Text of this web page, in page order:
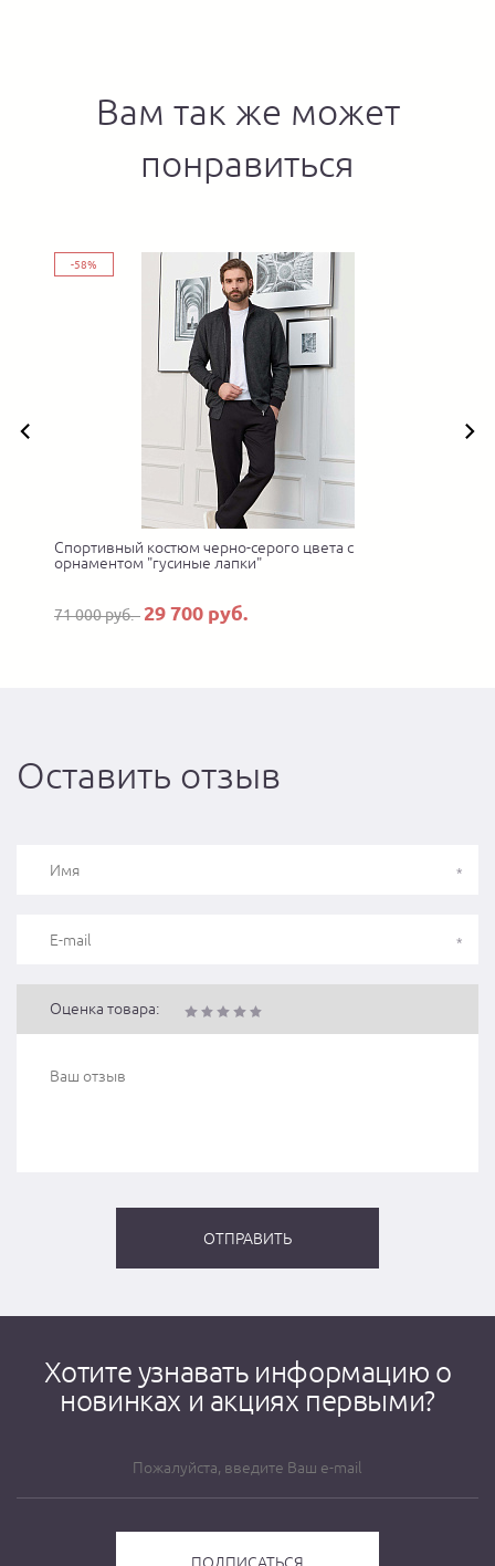
Вам так же может
понравиться
-58%
Спортивный костюм черно-серого цвета с
орнаментом "гусиные лапки"
71 000 руб. 29 700 руб.
Оставить отзыв
Оценка товара:
Хотите узнавать информацию о
новинках и акциях первыми?